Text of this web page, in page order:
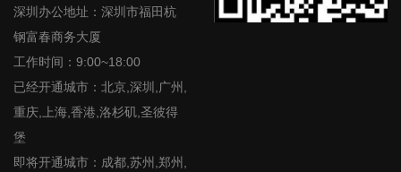
深圳办公地址：深圳市福田杭
钢富春商务大厦
工作时间：9:00~18:00
已经开通城市：北京,深圳,广州,
重庆,上海,香港,洛杉矶,圣彼得
堡
即将开通城市：成都,苏州,郑州,